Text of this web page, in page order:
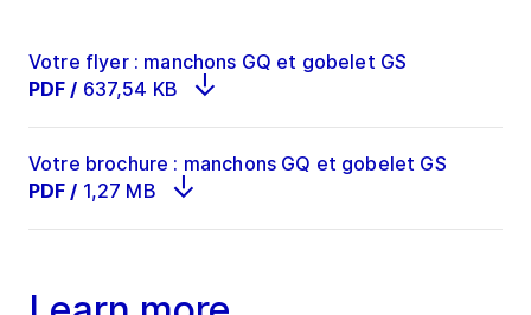
Votre flyer : manchons GQ et gobelet GS
PDF / 637,54 KB
Votre brochure : manchons GQ et gobelet GS
PDF / 1,27 MB